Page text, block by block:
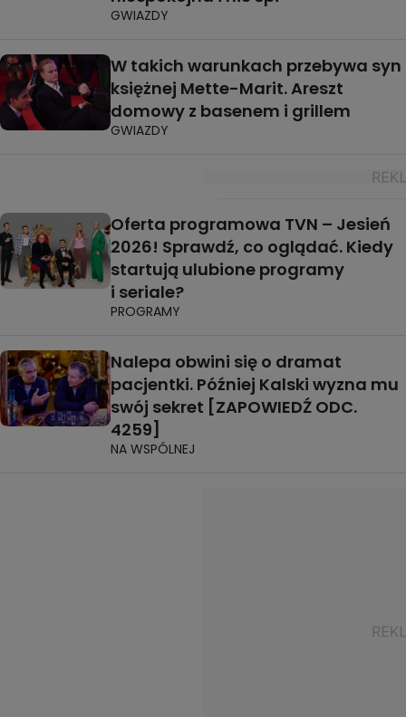
GWIAZDY
W takich warunkach przebywa syn
księżnej Mette-Marit. Areszt
domowy z basenem i grillem
GWIAZDY
Oferta programowa TVN – Jesień
2026! Sprawdź, co oglądać. Kiedy
startują ulubione programy
i seriale?
PROGRAMY
Nalepa obwini się o dramat
pacjentki. Później Kalski wyzna mu
swój sekret [ZAPOWIEDŹ ODC.
4259]
NA WSPÓLNEJ